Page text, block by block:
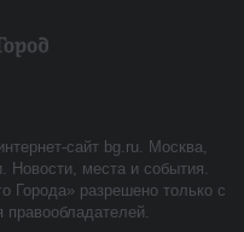
сайт bg.ru. Москва,
Новости, места и события.
Города» разрешено только с
правообладателей.